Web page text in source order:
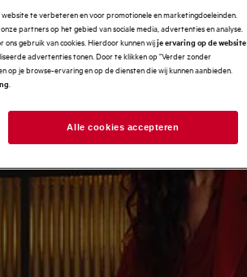
te verbeteren en voor promotionele en marketingdoeleinden.
partners op het gebied van sociale media, advertenties en analyse.
gebruik van cookies. Hierdoor kunnen wijje ervaring op de website
advertenties tonen. Door te klikken op "Verder zonder
op je browse-ervaring en op de diensten die wij kunnen aanbieden.
Alle cookies accepteren